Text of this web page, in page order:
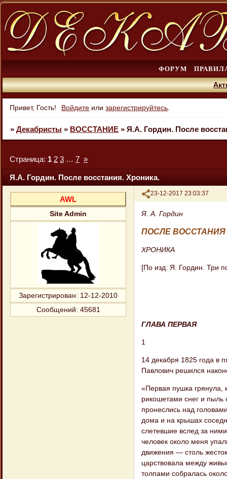
ФОРУМ
Привет, Гость! Войдите илизарегистрируйтесь
» Декабристы » ВОССТАНИЕ » Я.А. Гордин. После
Я.А. Гордин. После восстания. Хроника.
Страница: 1 2 3 … 7 »
Поделиться
23-12-2017 23:03:37
AWL
Site Admin
Зарегистрирован: 12-12-2010
Сообщений: 45681
Я. А. Гордин
ПОСЛЕ ВОССТАНИЯ
ХРОНИКА
[По изд: Я. Гордин. Три
ГЛАВА ПЕРВАЯ
1
14 декабря 1825 года в
Павлович решился
«Первая пушка грянула,
рикошетами снег и пыль
пронеслись над
дома и на крышах
слетевшие вслед за
человек около меня
движения — столь
царствовала ме​жду
толпами собралась